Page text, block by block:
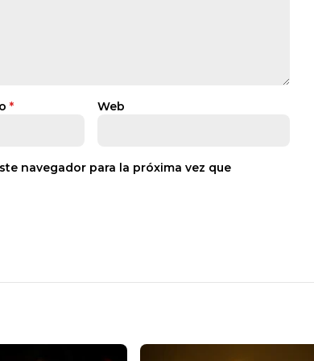
* Web
navegador para la próxima vez que